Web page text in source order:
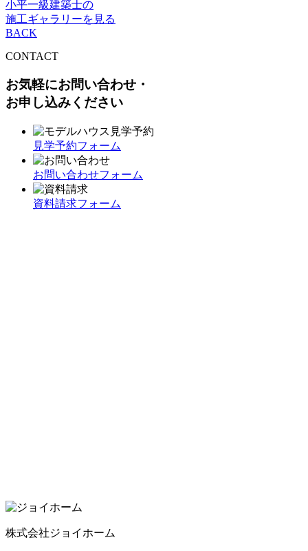
小平一級建築士の
施工ギャラリーを見る
BACK
CONTACT
お気軽にお問い合わせ・
お申し込みください
見学予約フォーム
お問い合わせフォーム
資料請求フォーム
株式会社ジョイホーム